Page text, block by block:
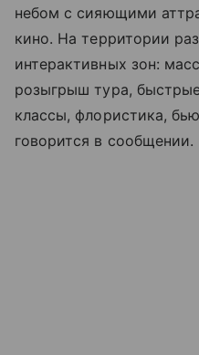
небом с сияющими
кино. На территории
интерактивных зон:
розыгрыш тура,
классы, флористика,
говорится в сообщении.